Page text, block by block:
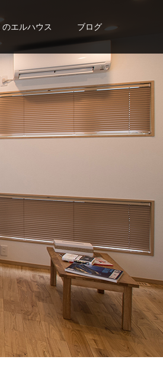
のエルハウス ブログ